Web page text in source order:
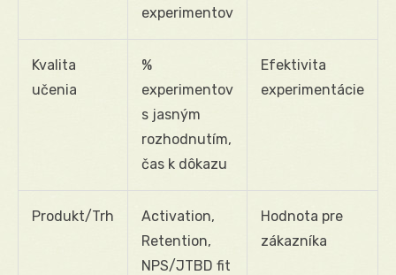
experimentov
Kvalita
učenia
%
experimentov
s jasným
rozhodnutím,
čas k dôkazu
Efektivita
experimentácie
Produkt/Trh
Activation,
Retention,
NPS/JTBD fit
Hodnota pre
zákazníka